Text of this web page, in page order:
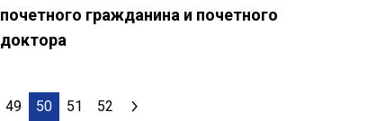
почетного гражданина и почетного
доктора
49 50 51 52